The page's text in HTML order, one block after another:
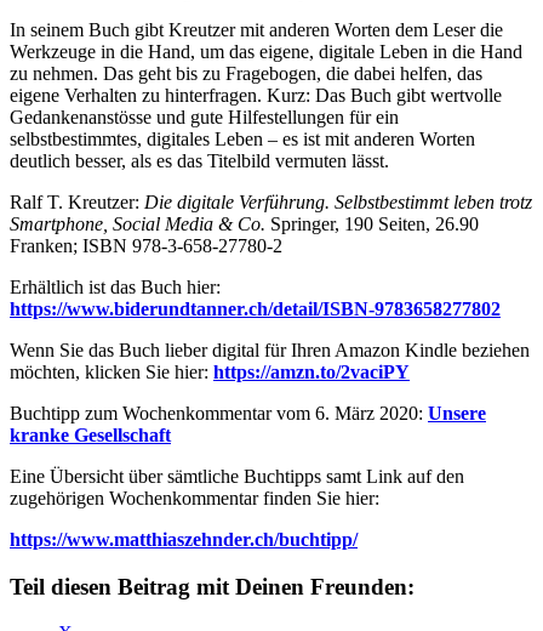
In seinem Buch gibt Kreutzer mit anderen Worten dem Leser die
Werkzeuge in die Hand, um das eigene, digitale Leben in die Hand
zu nehmen. Das geht bis zu Fragebogen, die dabei helfen, das
eigene Verhalten zu hinterfragen. Kurz: Das Buch gibt wertvolle
Gedankenanstösse und gute Hilfestellungen für ein
selbstbestimmtes, digitales Leben – es ist mit anderen Worten
deutlich besser, als es das Titelbild vermuten lässt.
Ralf T. Kreutzer: Die digitale Verführung. Selbstbestimmt leben trotz
Smartphone, Social Media & Co. Springer, 190 Seiten, 26.90
Franken; ISBN 978-3-658-27780-2
Erhältlich ist das Buch hier:
https://www.biderundtanner.ch/detail/ISBN-9783658277802
Wenn Sie das Buch lieber digital für Ihren Amazon Kindle beziehen
möchten, klicken Sie hier: https://amzn.to/2vaciPY
Buchtipp zum Wochenkommentar vom 6. März 2020: Unsere
kranke Gesellschaft
Eine Übersicht über sämtliche Buchtipps samt Link auf den
zugehörigen Wochenkommentar finden Sie hier:
https://www.matthiaszehnder.ch/buchtipp/
Teil diesen Beitrag mit Deinen Freunden: